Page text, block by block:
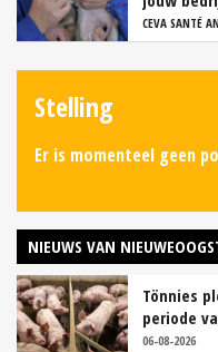
CEVA SANTÉ
Stelling
Er is momenteel geen
NIEUWS VAN
Tönnies
periode
06-08-2026